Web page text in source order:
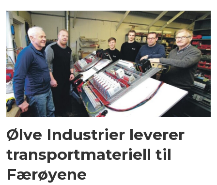
Ølve Industrier leverer
transportmateriell til
Færøyene